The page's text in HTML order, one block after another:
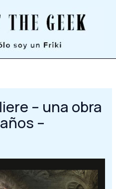
– una obra
–